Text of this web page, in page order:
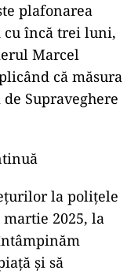
plafonarea
cu încă trei luni,
Marcel
că măsura
Supraveghere
la polițele
2025, la
și să